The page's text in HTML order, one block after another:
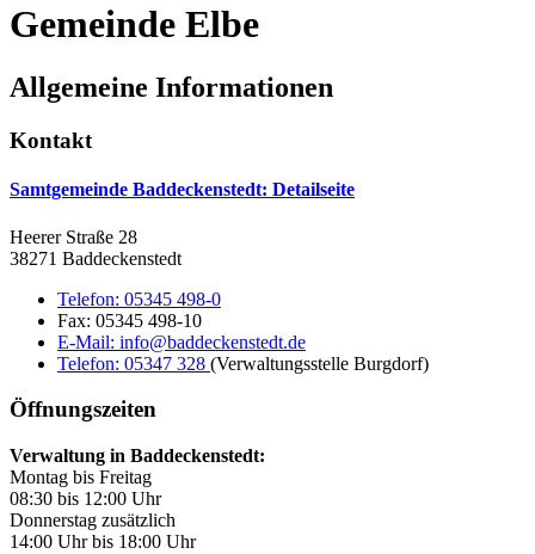
Gemeinde Elbe
Allgemeine Informationen
Kontakt
Samtgemeinde Baddeckenstedt: Detailseite
Heerer Straße 28
38271 Baddeckenstedt
Telefon: 05345 498-0
Fax: 05345 498-10
E-Mail: info@baddeckenstedt.de
Telefon: 05347 328 (Verwaltungsstelle Burgdorf)
Öffnungszeiten
Verwaltung in Baddeckenstedt:
Montag bis Freitag
08:30 bis 12:00 Uhr
Donnerstag zusätzlich
14:00 Uhr bis 18:00 Uhr